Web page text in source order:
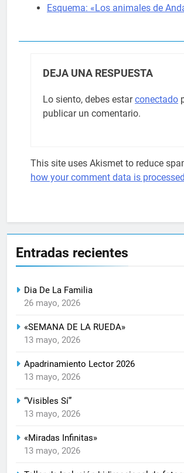
Esquema: «Los animales de
DEJA UNA RESPUESTA
Lo siento, debes estarconectado
publicar un comentario.
This site uses Akismet to reduce
how your comment data is
Entradas recientes
Dia De La Familia
26 mayo, 2026
«SEMANA DE LA RUEDA»
13 mayo, 2026
Apadrinamiento Lector 2026
13 mayo, 2026
“Visibles Sí”
13 mayo, 2026
«Miradas Infinitas»
13 mayo, 2026